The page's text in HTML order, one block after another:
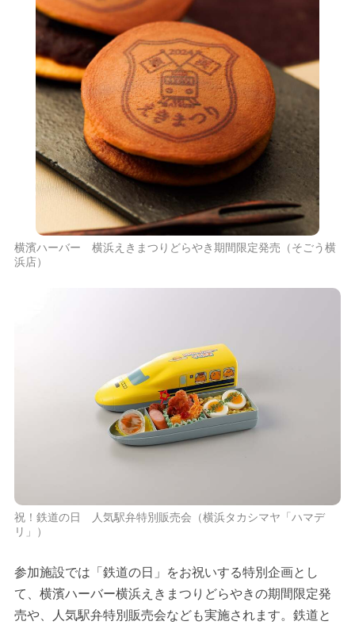
横濱ハーバー 横浜えきまつりどらやき期間限定発売（そごう横
浜店）
祝！鉄道の日 人気駅弁特別販売会（横浜タカシマヤ「ハマデ
リ」）
参加施設では「鉄道の日」をお祝いする特別企画とし
て、横濱ハーバー横浜えきまつりどらやきの期間限定発
売や、人気駅弁特別販売会なども実施されます。鉄道と